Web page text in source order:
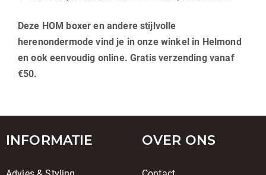
Deze HOM boxer en andere stijlvolle
herenondermode vind je in onze winkel in Helmond
en ook eenvoudig online. Gratis verzending vanaf
€50.
INFORMATIE OVER ONS